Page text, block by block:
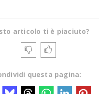
articolo ti è piaciuto?
questa pagina: